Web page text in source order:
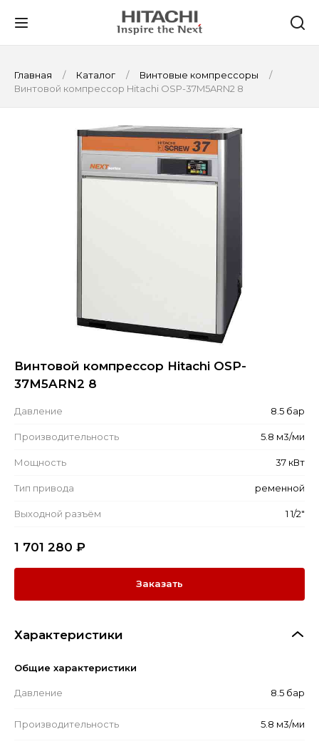
Главная Каталог
Винтовые компрессоры
Винтовой компрессор Hitachi OSP-37M5ARN2 8
Винтовой компрессор Hitachi OSP-
37M5ARN2 8
Давление 8.5 бар
Производительность 5.8 м3/ми
Мощность 37 кВт
Тип привода ременной
Выходной разъём 1 1/2"
1 701 280 ₽
Заказать
Характеристики
Общие характеристики
Давление 8.5 бар
Производительность 5.8 м3/ми